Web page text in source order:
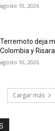
agosto 10, 2026
Terremoto deja
Colombia y
agosto 10, 2026
Cargar más